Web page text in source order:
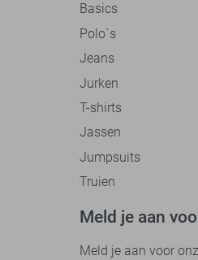
Basics
Polo`s
Jeans
Jurken
T-shirts
Jassen
Jumpsuits
Truien
Meld je aan
Meld je aan voor